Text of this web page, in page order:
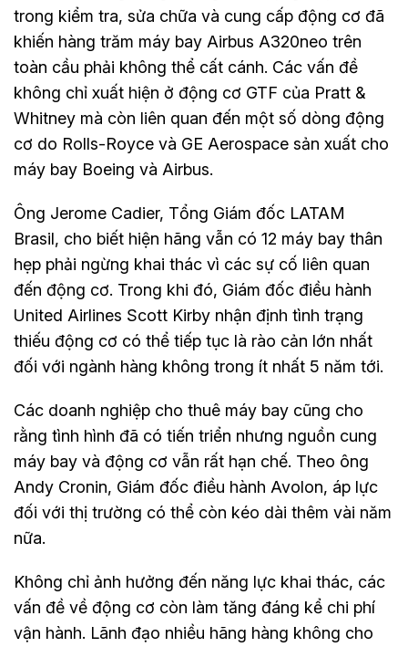
trong kiểm tra, sửa chữa và cung cấp động cơ đã
khiến hàng trăm máy bay Airbus A320neo trên
toàn cầu phải không thể cất cánh. Các vấn đề
không chỉ xuất hiện ở động cơ GTF của Pratt &
Whitney mà còn liên quan đến một số dòng động
cơ do Rolls-Royce và GE Aerospace sản xuất cho
máy bay Boeing và Airbus.
Ông Jerome Cadier, Tổng Giám đốc LATAM
Brasil, cho biết hiện hãng vẫn có 12 máy bay thân
hẹp phải ngừng khai thác vì các sự cố liên quan
đến động cơ. Trong khi đó, Giám đốc điều hành
United Airlines Scott Kirby nhận định tình trạng
thiếu động cơ có thể tiếp tục là rào cản lớn nhất
đối với ngành hàng không trong ít nhất 5 năm tới.
Các doanh nghiệp cho thuê máy bay cũng cho
rằng tình hình đã có tiến triển nhưng nguồn cung
máy bay và động cơ vẫn rất hạn chế. Theo ông
Andy Cronin, Giám đốc điều hành Avolon, áp lực
đối với thị trường có thể còn kéo dài thêm vài năm
nữa.
Không chỉ ảnh hưởng đến năng lực khai thác, các
vấn đề về động cơ còn làm tăng đáng kể chi phí
vận hành. Lãnh đạo nhiều hãng hàng không cho